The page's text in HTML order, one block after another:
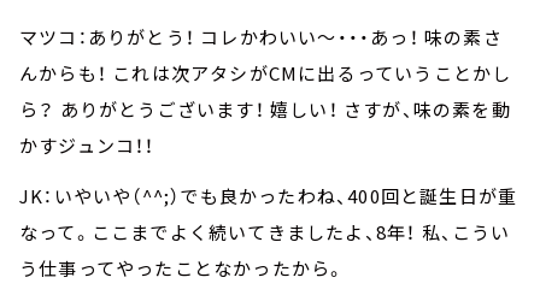
マツコ：ありがとう！ コレかわいい～・・・あっ！ 味の素さ
んからも！ これは次アタシがCMに出るっていうことかし
ら？ ありがとうございます！ 嬉しい！ さすが、味の素を動
かすジュンコ！！
JK：いやいや（^^;）でも良かったわね、400回と誕生日が重
なって。ここまでよく続いてきましたよ、8年！ 私、こうい
う仕事ってやったことなかったから。